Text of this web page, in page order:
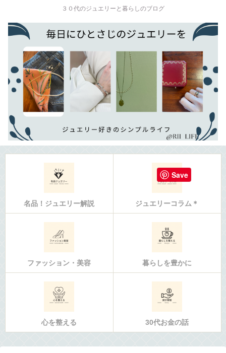
３０代のジュエリーと暮らしのブログ
名品！ジュエリー解説 ジュエリーコラム＊
ファッション・美容 暮らしを豊かに
心を整える 30代お金の話
Save